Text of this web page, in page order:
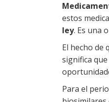
estos
ley. Es una
El hecho de
significa
Para el